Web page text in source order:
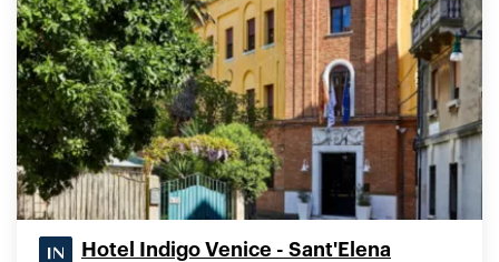
Hotel Indigo Venice - Sant'Elena